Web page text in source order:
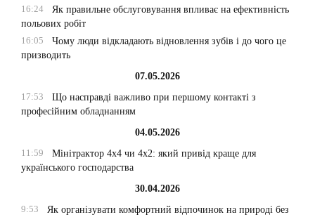
16:24
Як правильне обслуговування впливає на ефективність
польових робіт
16:05
Чому люди відкладають відновлення зубів і до чого це
призводить
07.05.2026
17:53
Що насправді важливо при першому контакті з
професійним обладнанням
04.05.2026
11:59
Мінітрактор 4х4 чи 4х2: який привід краще для
українського господарства
30.04.2026
9:53
Як організувати комфортний відпочинок на природі без